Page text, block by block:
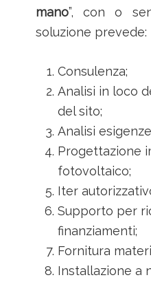
mano”, con o
soluzione prevede:
Consulenza;
Analisi in loco
del sito;
Analisi
Progettazione
fotovoltaico;
Iter
Supporto per
finanziamenti;
Fornitura
Installazione a